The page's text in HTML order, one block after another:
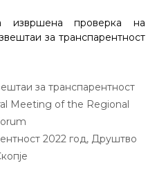
извршена проверка на
за транспарентност
за транспарентност
Meeting of the Regional
2022 год, Друштво